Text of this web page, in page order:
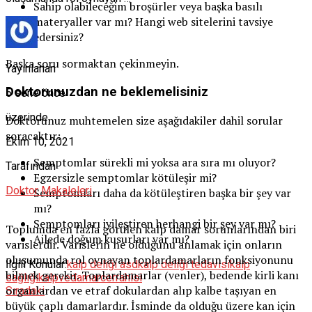
Sahip olabileceğim broşürler veya başka basılı
materyaller var mı? Hangi web sitelerini tavsiye
edersiniz?
Başka soru sormaktan çekinmeyin.
Doktorunuzdan ne beklemelisiniz
Doktorunuz muhtemelen size aşağıdakiler dahil sorular
soracaktır:
Semptomlar sürekli mi yoksa ara sıra mı oluyor?
Egzersizle semptomlar kötüleşir mi?
Semptomları daha da kötüleştiren başka bir şey var
mı?
Semptomları iyileştiren herhangi bir şey var mı?
Ailede doğum kusurları var mı?
İlgili Konular:kalp deliği asdkalp deliği tedavisikalp
sağlığıkalpvedamarcerrahisi
Sıradaki
Yayınlanan
5 sene önce
üzerinde
Ekim 10, 2021
Tarafından
Doktor Makaleleri
Toplumda en fazla görülen kalp damar sorunlarından biri
varislerdir. Varislerin ne olduğunu anlamak için onların
oluşumunda rol oynayan toplardamarların fonksiyonunu
bilmek gerekir. Toplardamarlar (venler), bedende kirli kanı
organlardan ve etraf dokulardan alıp kalbe taşıyan en
büyük çaplı damarlardır. İsminde da olduğu üzere kan için